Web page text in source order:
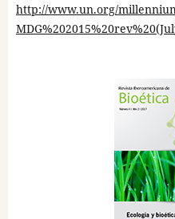
http://www.un.org/